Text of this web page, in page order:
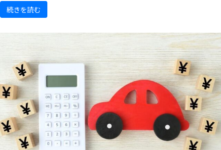
続きを読む